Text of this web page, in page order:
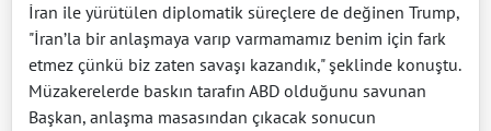
İran ile yürütülen diplomatik süreçlere de değinen Trump,
"İran’la bir anlaşmaya varıp varmamamız benim için fark
etmez çünkü biz zaten savaşı kazandık," şeklinde konuştu.
Müzakerelerde baskın tarafın ABD olduğunu savunan
Başkan, anlaşma masasından çıkacak sonucun